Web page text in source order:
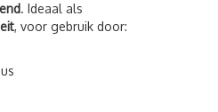
. Ideaal als
, voor gebruik door: